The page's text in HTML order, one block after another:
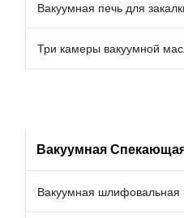
Вакуумная печь для
Три камеры вакуумной
Вакуумная
Вакуумная шлифовальная